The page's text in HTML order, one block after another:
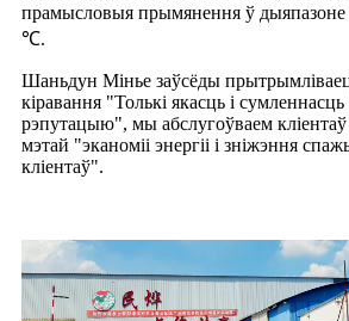
прамысловыя прымянення ў
℃.
Шаньдун Мінье заўсёды
кіравання "Толькі якасць і
рэпутацыю", мы абслугоўваем кліентаў
мэтай "эканоміі энергіі і зніжэння
кліентаў".